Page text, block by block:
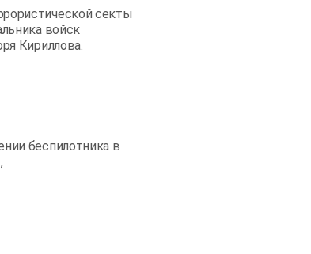
секты
войск
Кириллова.
беспилотника в